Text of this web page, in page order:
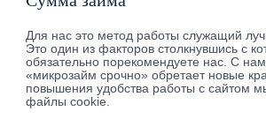
Для нас это метод работы служащий
Это один из факторов столкнувшись с
обязательно порекомендуете нас. С
«микрозайм срочно» обретает новые
повышения удобства работы с сайтом
файлы cookie.